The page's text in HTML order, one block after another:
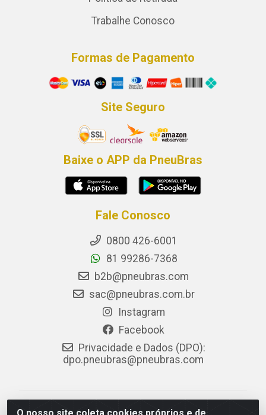
Trabalhe Conosco
Formas de Pagamento
Site Seguro
Baixe o APP da PneuBras
Fale Conosco
0800 426-6001
81 99286-7368
b2b@pneubras.com
sac@pneubras.com.br
Instagram
Facebook
Privacidade e Dados (DPO):
dpo.pneubras@pneubras.com
PneuBras - Rodovia BR-101, KM 82 - Prazeres,